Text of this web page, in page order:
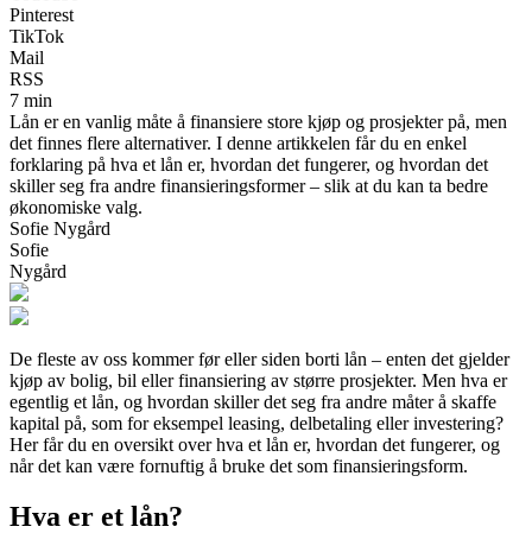
Pinterest
TikTok
Mail
RSS
7 min
Lån er en vanlig måte å finansiere store kjøp og prosjekter på, men
det finnes flere alternativer. I denne artikkelen får du en enkel
forklaring på hva et lån er, hvordan det fungerer, og hvordan det
skiller seg fra andre finansieringsformer – slik at du kan ta bedre
økonomiske valg.
Sofie Nygård
Sofie
Nygård
De fleste av oss kommer før eller siden borti lån – enten det gjelder
kjøp av bolig, bil eller finansiering av større prosjekter. Men hva er
egentlig et lån, og hvordan skiller det seg fra andre måter å skaffe
kapital på, som for eksempel leasing, delbetaling eller investering?
Her får du en oversikt over hva et lån er, hvordan det fungerer, og
når det kan være fornuftig å bruke det som finansieringsform.
Hva er et lån?